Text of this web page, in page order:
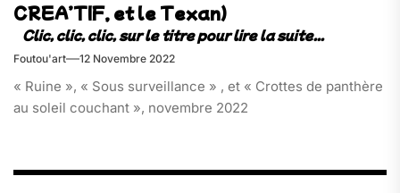
CREA’TIF, et le Texan)
Foutou'art 12 Novembre 2022
« Ruine », « Sous surveillance » , et « Crottes de panthère
au soleil couchant », novembre 2022